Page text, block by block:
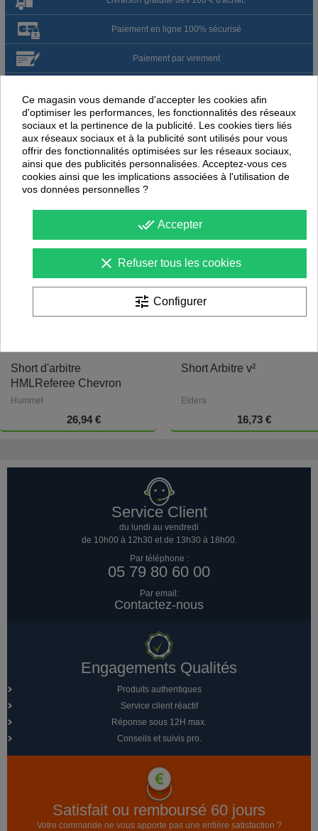
Paiement en ligne 100% sécurisé
Paiement par virement
NOUS PENSONS QUE CES ARTICLES
PEUVENT ÉGALEMENT VOUS INTÉRESSER
PROMOTION
40
Short d'arbitre
HMLReferee Chevron
Hummel
26,94 €
PROMOTION
Short Arbitre v²
Eldera
16,73 €
Service Client
du lundi au vendredi
de 10h00 à 12h30 et de 13h30 à 18h00.
Par téléphone :
05 79 80 60 00
Par email:
Contactez-nous
Engagements Qualités
Produits authentiques
Service client réactif
Réponse sous 12H max.
Conseils et suivis pro.
Satisfait ou remboursé 60 jours
Votre commande ne vous apporte pas une entière satisfaction ?
Ce magasin vous demande d'accepter les cookies afin
d'optimiser les performances, les fonctionnalités des réseaux
sociaux et la pertinence de la publicité. Les cookies tiers liés
aux réseaux sociaux et à la publicité sont utilisés pour vous
offrir des fonctionnalités optimisées sur les réseaux sociaux,
ainsi que des publicités personnalisées. Acceptez-vous ces
cookies ainsi que les implications associées à l'utilisation de
vos données personnelles ?
done_all Accepter
clear Refuser tous les cookies
tune Configurer